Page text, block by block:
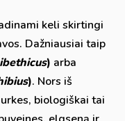
keli skirtingi
Dažniausiai taip
) arba
). Nors iš
biologiškai tai